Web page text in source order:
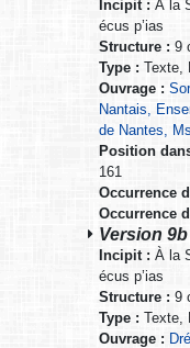
Incipit : À la
écus p’ias
Structure : 9
Type : Texte,
Ouvrage :
Nantais,
de Nantes,
Position
161
Occurrence
Occurrence
Version
Incipit : À la
écus p’ias
Structure : 9
Type : Texte,
Ouvrage :